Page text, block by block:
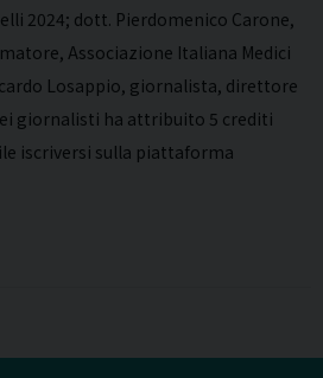
2024; dott. Pierdomenico Carone,
Associazione Italiana Medici
Losappio, giornalista, direttore
giornalisti ha attribuito 5 crediti
iscriversi sulla piattaforma